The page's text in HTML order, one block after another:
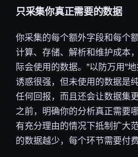
只采集你真正需要的数据
你采集的每个额外字段和每个
计算、存储、解析和维护成本
际会使用的数据。"以防万用"
诱惑很强，但未使用的数据是
任何回报，而且还会让数据集
之前，明确你的分析真正需要
有充分理由的情况下抵制扩大
的数据越少，每个环节需要付